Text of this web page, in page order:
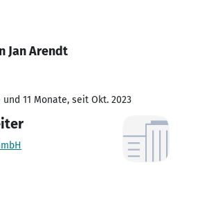
Jan Arendt
und 11 Monate, seit Okt. 2023